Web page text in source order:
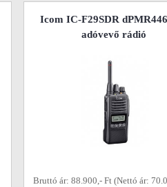
Icom IC-F29SDR
adóvevő rádió
Bruttó ár: 88.900,- Ft (Nettó ár: